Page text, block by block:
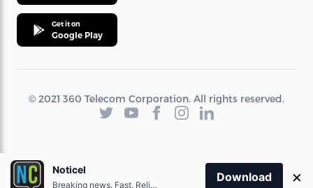
Get it on
Google Play
© 2021 360 Telecom Corporation. All rights reserved.
Noticel
Breaking news. Fast. Reliable.
Download ×